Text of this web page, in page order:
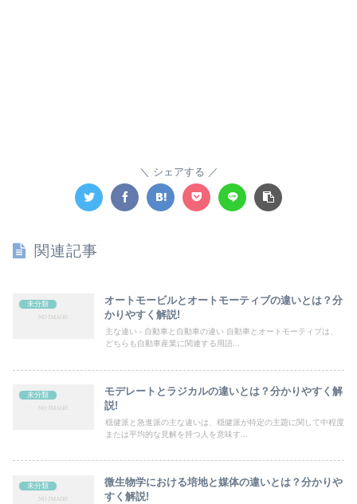
シェアする
関連記事
未分類
オートモービルとオートモーティブの違いとは？分
かりやすく解説!
主な違い - 自動車と自動車の違い 自動車とオートモーティブは、
どちらも自動車産業に関連する用語...
未分類
モデレートとラジカルの違いとは？分かりやすく解
説!
穏健派と急進派の主な違いは、穏健派が特定の主題に関して中程度
または平均的な見解を持つ人を意味す...
未分類
微生物学における培地と媒体の違いとは？分かりや
すく解説!